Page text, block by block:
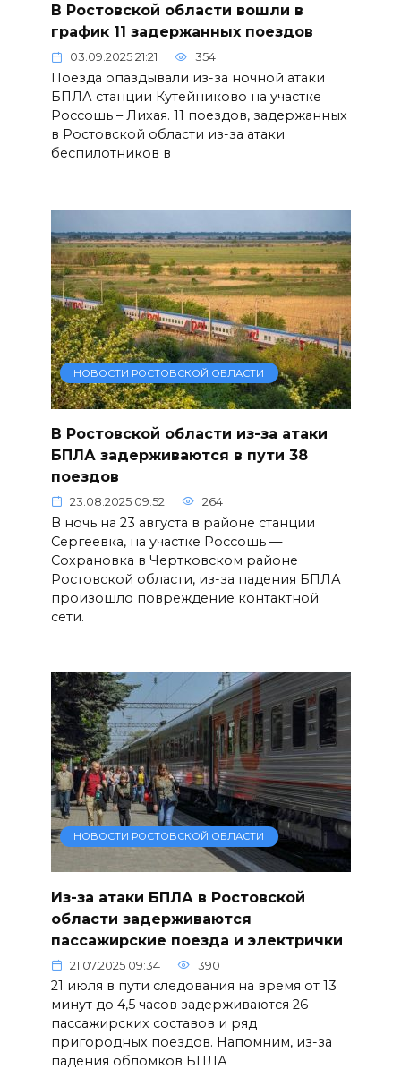
В Ростовской области вошли в
график 11 задержанных поездов
03.09.2025 21:21 354
Поезда опаздывали из-за ночной атаки
БПЛА станции Кутейниково на участке
Россошь – Лихая. 11 поездов, задержанных
в Ростовской области из-за атаки
беспилотников в
НОВОСТИ РОСТОВСКОЙ ОБЛАСТИ
В Ростовской области из-за атаки
БПЛА задерживаются в пути 38
поездов
23.08.2025 09:52 264
В ночь на 23 августа в районе станции
Сергеевка, на участке Россошь —
Сохрановка в Чертковском районе
Ростовской области, из-за падения БПЛА
произошло повреждение контактной
сети.
НОВОСТИ РОСТОВСКОЙ ОБЛАСТИ
Из-за атаки БПЛА в Ростовской
области задерживаются
пассажирские поезда и электрички
21.07.2025 09:34 390
21 июля в пути следования на время от 13
минут до 4,5 часов задерживаются 26
пассажирских составов и ряд
пригородных поездов. Напомним, из-за
падения обломков БПЛА